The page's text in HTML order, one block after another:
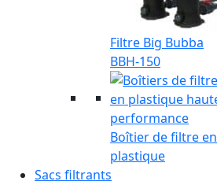
Filtre Big Bubba
BBH-150
Boîtier de filtre en
plastique
Sacs filtrants